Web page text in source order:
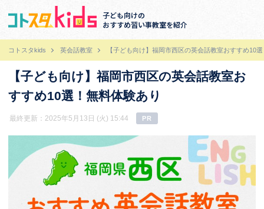
子ども向けの
おすすめ習い事教室を紹介
コトスタkids 英会話教室 【子ども向け】福岡市西区の英会話教室おすすめ10
【子ども向け】福岡市西区の英会話教室お
すすめ10選！無料体験あり
最終更新：2025年5月13日 (火) 15:44 PR